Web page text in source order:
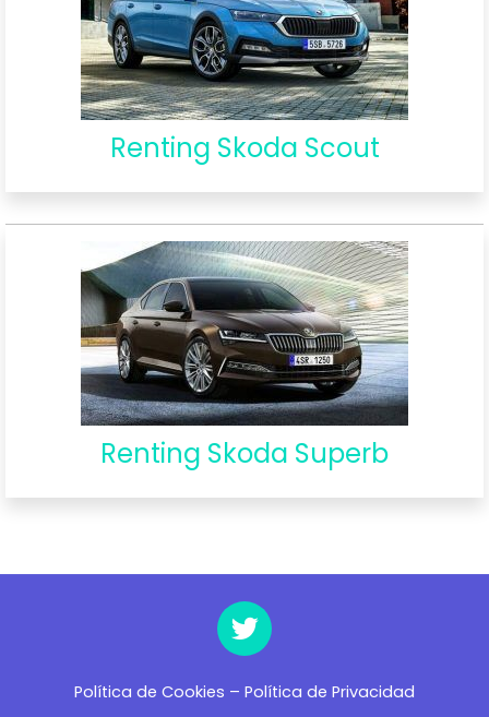
Renting Skoda Scout
Renting Skoda Superb
Política de Cookies – Política de Privacidad